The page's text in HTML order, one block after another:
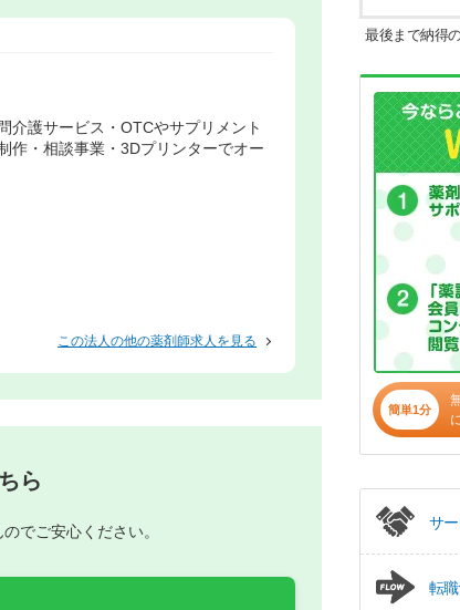
介護サービス・OTCやサプリメント
作・相談事業・3Dプリンターでオー
この法人の他の薬剤師求人を見る
ら
でご安心ください。
最後まで納得
簡単1分
サ
転